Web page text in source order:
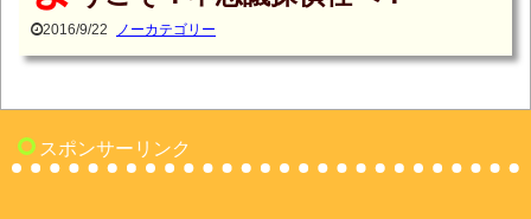
2016/9/22 ノーカテゴリー
スポンサーリンク